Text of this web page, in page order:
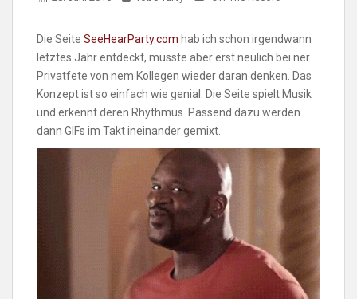
Die Seite SeeHearParty.com hab ich schon irgendwann
letztes Jahr entdeckt, musste aber erst neulich bei ner
Privatfete von nem Kollegen wieder daran denken. Das
Konzept ist so einfach wie genial. Die Seite spielt Musik
und erkennt deren Rhythmus. Passend dazu werden
dann GIFs im Takt ineinander gemixt.